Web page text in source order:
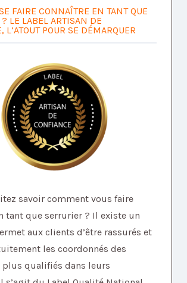
FAIRE CONNAÎTRE EN TANT QUE
LE LABEL ARTISAN DE
L’ATOUT POUR SE DÉMARQUER
savoir comment vous faire
tant que serrurier ? Il existe un
aux clients d’être rassurés et
les coordonnés des
plus qualifiés dans leurs